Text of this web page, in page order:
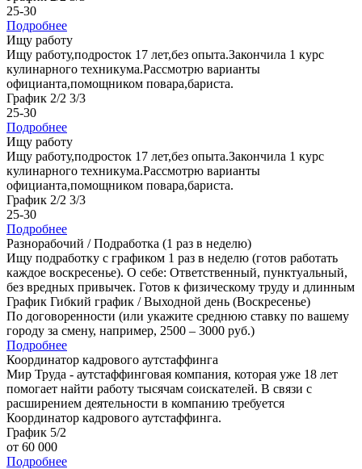
25-30
Подробнее
Ищу работу
Ищу работу,подросток 17 лет,без опыта.Закончила 1 курс
кулинарного техникума.Рассмотрю варианты
официанта,помощником повара,бариста.
График 2/2 3/3
25-30
Подробнее
Ищу работу
Ищу работу,подросток 17 лет,без опыта.Закончила 1 курс
кулинарного техникума.Рассмотрю варианты
официанта,помощником повара,бариста.
График 2/2 3/3
25-30
Подробнее
Разнорабочий / Подработка (1 раз в неделю)
Ищу подработку с графиком 1 раз в неделю (готов работать
каждое воскресенье). О себе: Ответственный, пунктуальный,
без вредных привычек. Готов к физическому труду и длинным
График Гибкий график / Выходной день (Воскресенье)
По договоренности (или укажите среднюю ставку по вашему
городу за смену, например, 2500 – 3000 руб.)
Подробнее
Координатор кадрового аутстаффинга
Мир Труда - аутстаффинговая компания, которая уже 18 лет
помогает найти работу тысячам соискателей. В связи с
расширением деятельности в компанию требуется
Координатор кадрового аутстаффинга.
График 5/2
от 60 000
Подробнее